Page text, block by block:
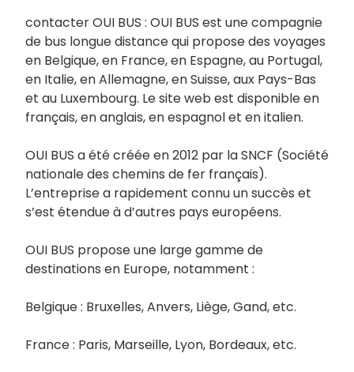
contacter OUI BUS : OUI BUS est une compagnie
de bus longue distance qui propose des voyages
en Belgique, en France, en Espagne, au Portugal,
en Italie, en Allemagne, en Suisse, aux Pays-Bas
et au Luxembourg. Le site web est disponible en
français, en anglais, en espagnol et en italien.
OUI BUS a été créée en 2012 par la SNCF (Société
nationale des chemins de fer français).
L’entreprise a rapidement connu un succès et
s’est étendue à d’autres pays européens.
OUI BUS propose une large gamme de
destinations en Europe, notamment :
Belgique : Bruxelles, Anvers, Liège, Gand, etc.
France : Paris, Marseille, Lyon, Bordeaux, etc.